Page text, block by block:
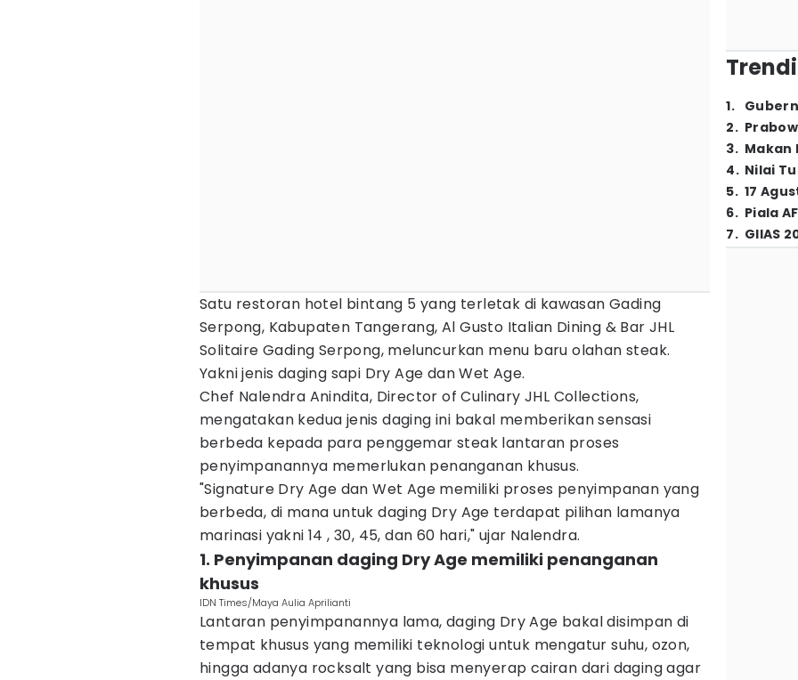
Satu restoran hotel bintang 5 yang terletak di kawasan Gading
Serpong, Kabupaten Tangerang, Al Gusto Italian Dining & Bar JHL
Solitaire Gading Serpong, meluncurkan menu baru olahan steak.
Yakni jenis daging sapi Dry Age dan Wet Age.
Chef Nalendra Anindita, Director of Culinary JHL Collections,
mengatakan kedua jenis daging ini bakal memberikan sensasi
berbeda kepada para penggemar steak lantaran proses
penyimpanannya memerlukan penanganan khusus.
"Signature Dry Age dan Wet Age memiliki proses penyimpanan yang
berbeda, di mana untuk daging Dry Age terdapat pilihan lamanya
marinasi yakni 14 , 30, 45, dan 60 hari," ujar Nalendra.
1. Penyimpanan daging Dry Age memiliki penanganan
khusus
IDN Times/Maya Aulia Aprilianti
Lantaran penyimpanannya lama, daging Dry Age bakal disimpan di
tempat khusus yang memiliki teknologi untuk mengatur suhu, ozon,
hingga adanya rocksalt yang bisa menyerap cairan dari daging agar
1.
2.
3. Makan
4. Nilai
5. 17
6. Piala
7. GIIAS